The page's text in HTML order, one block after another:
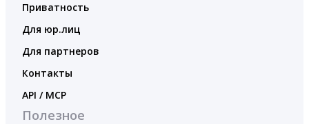
Приватность
Для юр.лиц
Для партнеров
Контакты
API / MCP
Полезное